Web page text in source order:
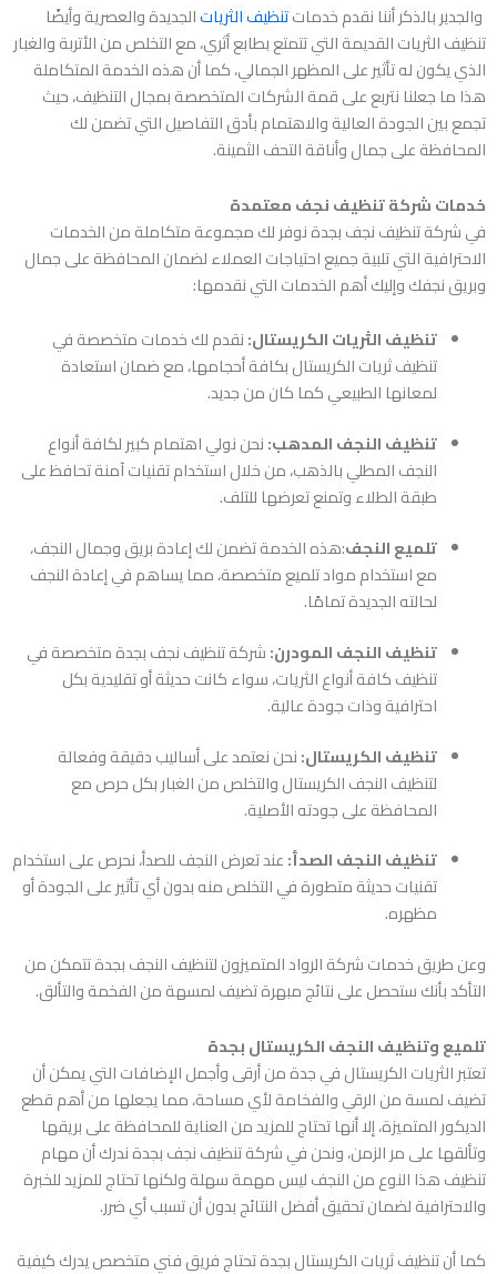
والجدير بالذكر أننا نقدم خدماتتنظيف الثرياتالجديدة والعصرية وأيضًا
تنظيف الثريات القديمة التي تتمتع بطابع أثري، مع التخلص من الأتربة والغبار
الذي يكون له تأثير على المظهر الجمالي، كما أن هذه الخدمة المتكاملة
هذا ما جعلنا نتربع على قمة الشركات المتخصصة بمجال التنظيف، حيث
تجمع بين الجودة العالية والاهتمام بأدق التفاصيل التي تضمن لك
المحافظة على جمال وأناقة التحف الثمينة.
خدمات شركة تنظيف نجف معتمدة
فيشركة تنظيف نجف بجدةنوفر لك مجموعة متكاملة من الخدمات
الاحترافية التي تلبية جميع احتياجات العملاء لضمان المحافظة على جمال
وبريق نجفك وإليك أهم الخدمات التي نقدمها:
تنظيف الثريات الكريستال:نقدم لك خدمات متخصصة في
تنظيف ثريات الكريستال بكافة أحجامها، مع ضمان استعادة
لمعانها الطبيعي كما كان من جديد.
تنظيف النجف المدهب:نحن نولي اهتمام كبير لكافة أنواع
النجف المطلي بالذهب، من خلال استخدام تقنيات آمنة تحافظ على
طبقة الطلاء وتمنع تعرضها للتلف.
تلميع النجف:هذه الخدمة تضمن لك إعادة بريق وجمال النجف،
مع استخدام مواد تلميع متخصصة، مما يساهم في إعادة النجف
لحالته الجديدة تمامًا.
تنظيف النجف المودرن:شركة تنظيف نجف بجدةمتخصصة في
تنظيف كافة أنواع الثريات، سواء كانت حديثة أو تقليدية بكل
احترافية وذات جودة عالية.
تنظيف الكريستال:نحن نعتمد على أساليب دقيقة وفعالة
لتنظيف النجف الكريستال والتخلص من الغبار بكل حرص مع
المحافظة على جودته الأصلية.
تنظيف النجف الصدأ:عند تعرض النجف للصدأ، نحرص على استخدام
تقنيات حديثة متطورة في التخلص منه بدون أي تأثير على الجودة أو
مظهره.
وعن طريق خدمات شركة الرواد المتميزون لتنظيف النجف بجدة تتمكن من
التأكد بأنك ستحصل على نتائج مبهرة تضيف لمسهة من الفخمة والتألق.
تلميع وتنظيف النجف الكريستال بجدة
تعتبر الثريات الكريستال في جدة من أرقى وأجمل الإضافات التي يمكن أن
تضيف لمسة من الرقي والفخامة لأي مساحة، مما يجعلها من أهم قطع
الديكور المتميزة، إلا أنها تحتاج للمزيد من العناية للمحافظة على بريقها
وتألقها على مر الزمن، ونحن فيشركة تنظيف نجف بجدةندرك أن مهام
تنظيف هذا النوع من النجف ليس مهمة سهلة ولكنها تحتاج للمزيد للخبرة
والاحترافية لضمان تحقيق أفضل النتائج بدون أن تسبب أي ضرر.
كما أن تنظيف ثريات الكريستال بجدة تحتاج فريق فني متخصص يدرك كيفية